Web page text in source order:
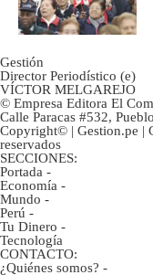
Gestión
Director Periodístico (e)
VÍCTOR MELGAREJO
© Empresa Editora El
Calle Paracas #532,
Copyright© | Gestion.pe |
reservados
SECCIONES:
Portada -
Economía -
Mundo -
Perú -
Tu Dinero -
Tecnología
CONTACTO:
¿Quiénes somos? -